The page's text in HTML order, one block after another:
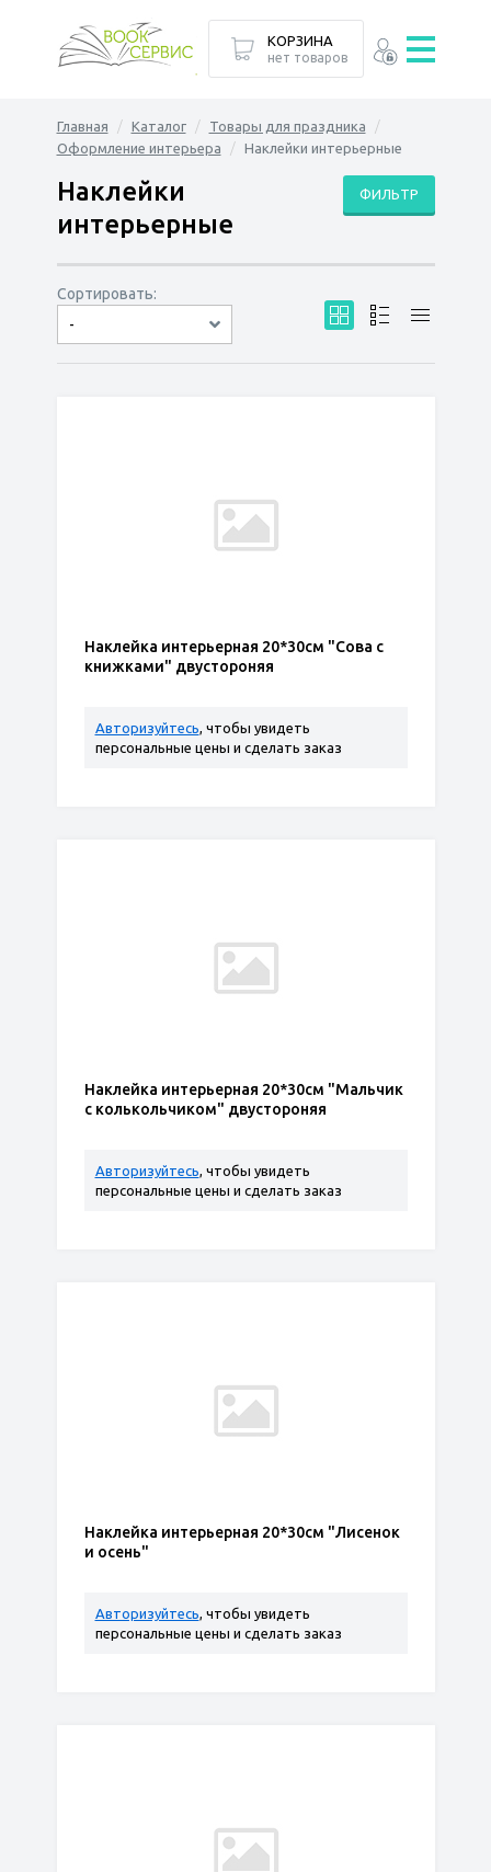
Главная Каталог
Товары для праздника
Оформление интерьера
Наклейки интерьерные
ФИЛЬТР
Наклейки
интерьерные
Сортировать:
-
по дате
по популярности
сначала дешёвые
сначала дорогие
Наклейка интерьерная 20*30см "Сова с
книжками" двустороняя
Авторизуйтесь, чтобы увидеть
персональные цены и сделать заказ
Наклейка интерьерная 20*30см "Мальчик
с колькольчиком" двустороняя
Авторизуйтесь, чтобы увидеть
персональные цены и сделать заказ
Наклейка интерьерная 20*30см "Лисенок
и осень"
Авторизуйтесь, чтобы увидеть
персональные цены и сделать заказ
КОРЗИНА
нет товаров